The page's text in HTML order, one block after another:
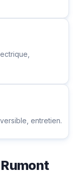
entretien.